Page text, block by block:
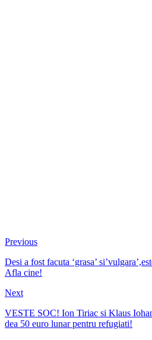
Previous
Desi a fost facuta ‘grasa’
Afla cine!
Next
VESTE SOC! Ion Tiriac si Klaus
dea 50 euro lunar pentru refugiati!